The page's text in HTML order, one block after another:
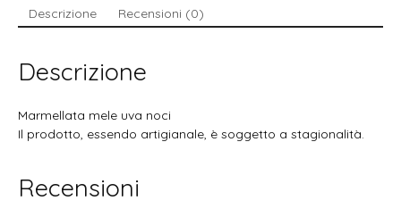
Descrizione Recensioni (0)
Descrizione
Marmellata mele uva noci
Il prodotto, essendo artigianale, è soggetto a stagionalità.
Recensioni